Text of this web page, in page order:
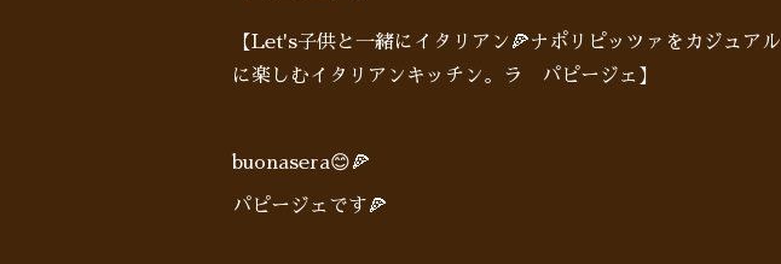
【Let's子供と一緒にイタリアン🍕ナポリピッツァをカジュアル
に楽しむイタリアンキッチン。ラ パピージェ】
buonasera😊🍕
パピージェです🍕